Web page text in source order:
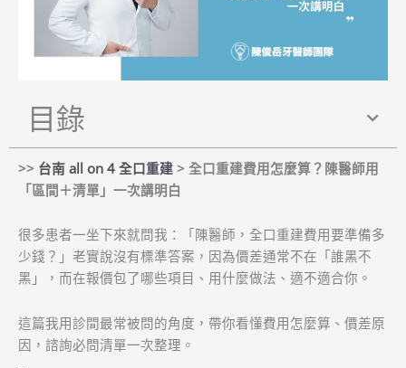
目錄
>> 台南 all on 4 全口重建 > 全口重建費用怎麼算？陳醫師用
「區間＋清單」一次講明白
很多患者一坐下來就問我：「陳醫師，全口重建費用要準備多
少錢？」老實說沒有標準答案，因為價差通常不在「誰黑不
黑」，而在報價包了哪些項目、用什麼做法、適不適合你。
這篇我用診間最常被問的角度，帶你看懂費用怎麼算、價差原
因，諮詢必問清單一次整理。